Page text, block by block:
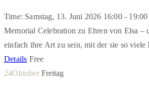
Time: Samstag, 13. Juni 2026 16:00 -
Memorial Celebration zu Ehren von Elsa
einfach ihre Art zu sein, mit der sie so
Details Free
24Oktober Freitag